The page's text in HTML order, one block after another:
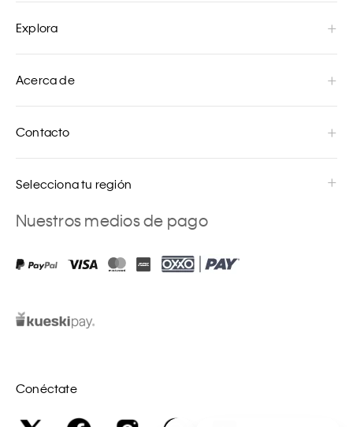
Explora
Acerca de
Contacto
Selecciona tu región
Nuestros medios de pago
Conéctate